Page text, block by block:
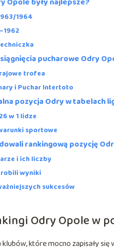
1964
pucharowe Odry
trofea
i Puchar Intertoto
pozycja Odry w tabelach
w 1 lidze
sportowe
rankingową pozycję
i ich liczby
wyniki
sukcesów
Odry Opole w
które mocno zapisały